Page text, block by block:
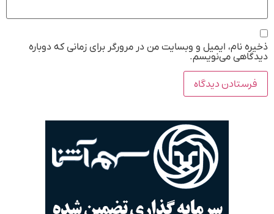
ذخیره نام، ایمیل و وبسایت من در مرورگر برای زمانی که دوباره
دیدگاهی می‌نویسم.